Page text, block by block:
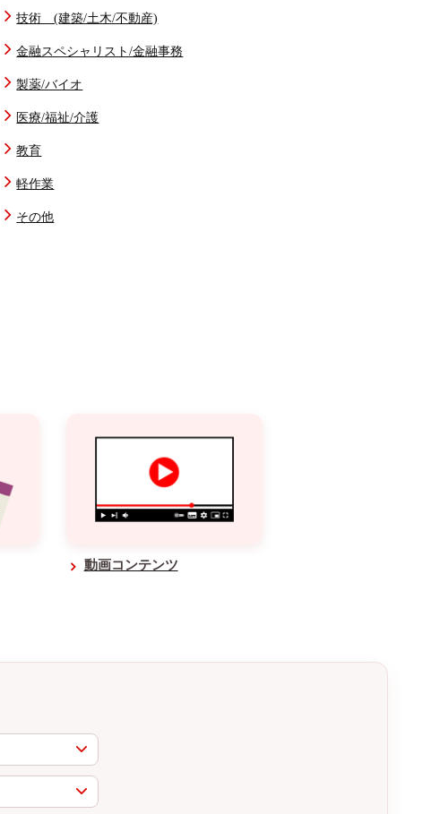
技術 (建築/土木/不動産)
金融スペシャリスト/金融事務
製薬/バイオ
医療/福祉/介護
教育
軽作業
その他
動画コンテンツ